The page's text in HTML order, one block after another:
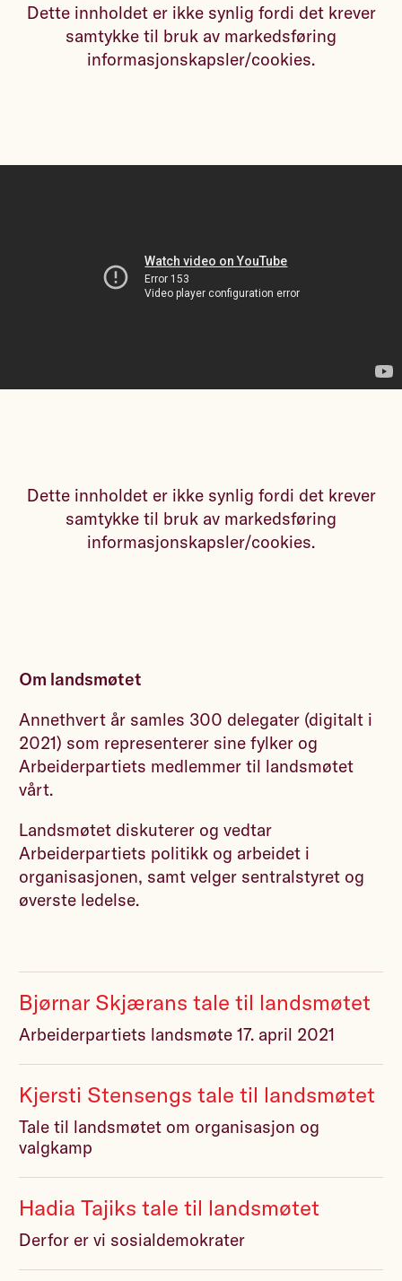
Dette innholdet er ikke synlig fordi det krever
samtykke til bruk av markedsføring
informasjonskapsler/cookies.
Dette innholdet er ikke synlig fordi det krever
samtykke til bruk av markedsføring
informasjonskapsler/cookies.
Om landsmøtet
Annethvert år samles 300 delegater (digitalt i
2021) som representerer sine fylker og
Arbeiderpartiets medlemmer til landsmøtet
vårt.
Landsmøtet diskuterer og vedtar
Arbeiderpartiets politikk og arbeidet i
organisasjonen, samt velger sentralstyret og
øverste ledelse.
Bjørnar Skjærans tale til landsmøtet
Arbeiderpartiets landsmøte 17. april 2021
Kjersti Stensengs tale til landsmøtet
Tale til landsmøtet om organisasjon og
valgkamp
Hadia Tajiks tale til landsmøtet
Derfor er vi sosialdemokrater